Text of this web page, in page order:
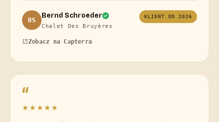
BS
Bernd Schroeder
Chalet Des Bruyères
KLIENT OD 2026
Zobacz na Capterra
“
★★★★★